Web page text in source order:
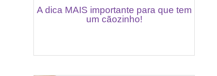
A dica MAIS importante para que tem
um cãozinho!